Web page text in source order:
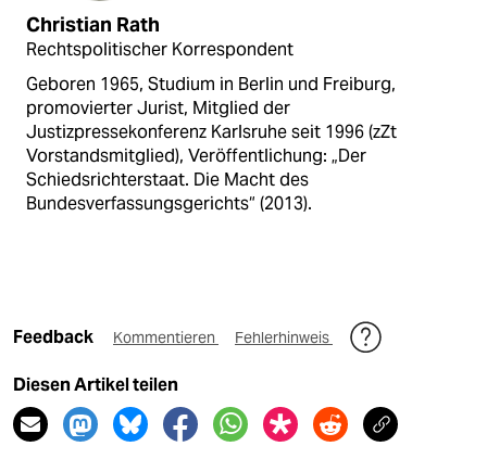
Christian Rath
Rechtspolitischer Korrespondent
Geboren 1965, Studium in Berlin und Freiburg,
promovierter Jurist, Mitglied der
Justizpressekonferenz Karlsruhe seit 1996 (zZt
Vorstandsmitglied), Veröffentlichung: „Der
Schiedsrichterstaat. Die Macht des
Bundesverfassungsgerichts“ (2013).
Feedback Kommentieren Fehlerhinweis
Diesen Artikel teilen